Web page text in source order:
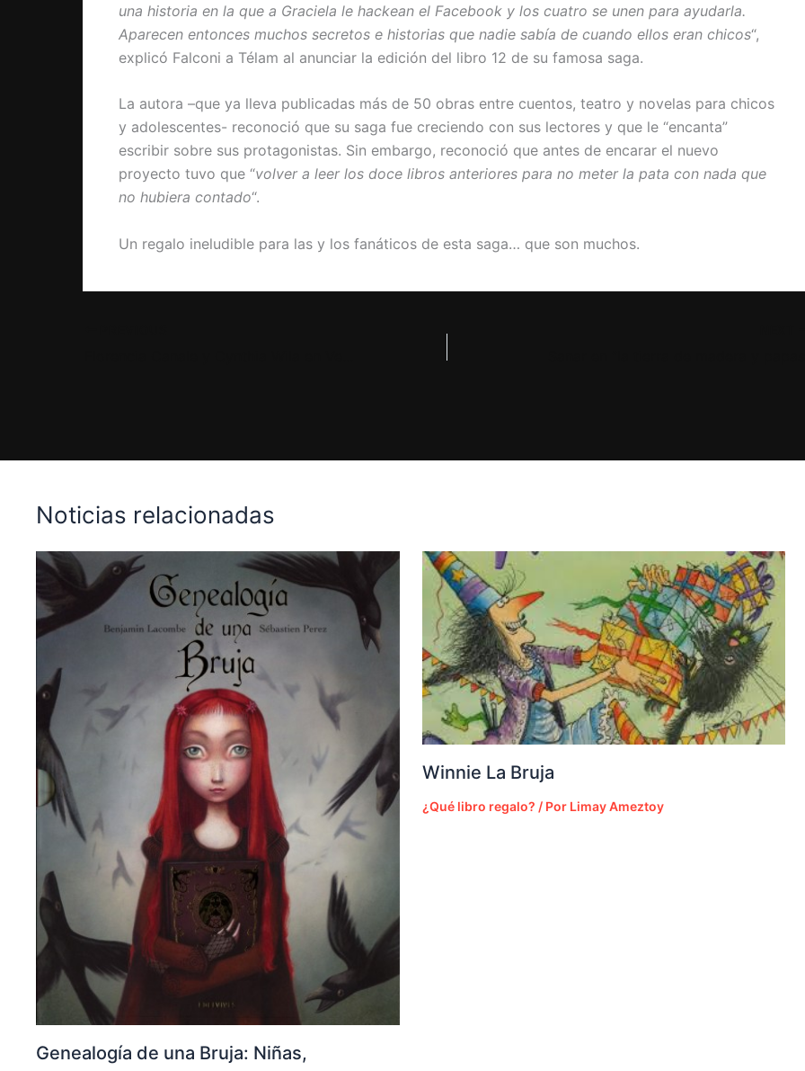
una historia en la que a Graciela le hackean el Facebook y los cuatro se unen para ayudarla.
Aparecen entonces muchos secretos e historias que nadie sabía de cuando ellos eran chicos“,
explicó Falconi a Télam al anunciar la edición del libro 12 de su famosa saga.
La autora –que ya lleva publicadas más de 50 obras entre cuentos, teatro y novelas para chicos
y adolescentes- reconoció que su saga fue creciendo con sus lectores y que le “encanta”
escribir sobre sus protagonistas. Sin embargo, reconoció que antes de encarar el nuevo
proyecto tuvo que “volver a leer los doce libros anteriores para no meter la pata con nada que
no hubiera contado“.
Un regalo ineludible para las y los fanáticos de esta saga… que son muchos.
Noticias relacionadas
Genealogía de una Bruja: Niñas,
Winnie La Bruja
¿Qué libro regalo? / Por Limay Ameztoy